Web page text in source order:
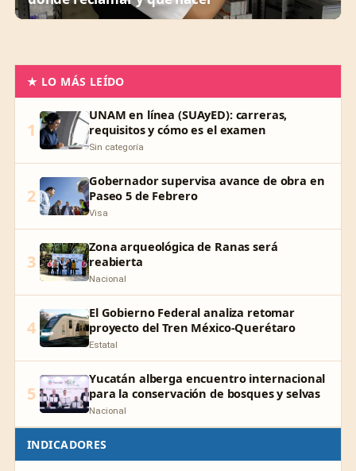
★ LO MÁS LEÍDO
1
UNAM en línea (SUAyED): carreras,
requisitos y cómo es el examen
Sin categoría
2
Gobernador supervisa avance de obra en
Paseo 5 de Febrero
Visa
3
Zona arqueológica de Ranas será
reabierta
Nacional
4
El Gobierno Federal analiza retomar
proyecto del Tren México-Querétaro
Estatal
5
Yucatán alberga encuentro internacional
para la conservación de bosques y selvas
Nacional
INDICADORES